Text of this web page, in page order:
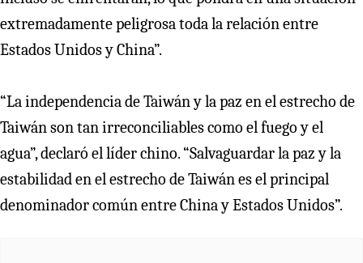
extremadamente peligrosa toda la relación entre
Estados Unidos y China”.
“La independencia de Taiwán y la paz en el estrecho de
Taiwán son tan irreconciliables como el fuego y el
agua”, declaró el líder chino. “Salvaguardar la paz y la
estabilidad en el estrecho de Taiwán es el principal
denominador común entre China y Estados Unidos”.